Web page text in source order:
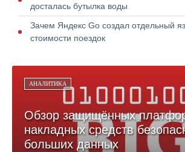
досталась бутылка воды
Зачем Яндекс Go создал отдельный
стоимости поездок
АНАЛИТИКА
Обзор защищённых
накладных средств
больших данных